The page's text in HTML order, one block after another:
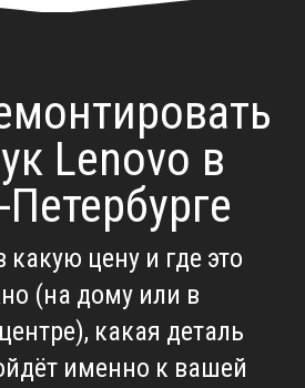
Lenovo в
какую цену и где это
(на дому или в
какая деталь
именно к вашей